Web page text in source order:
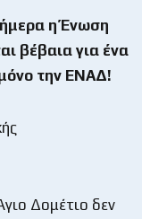
η Ένωση
βέβαια για ένα
την ΕΝΑΔ!
Δομέτιο δεν